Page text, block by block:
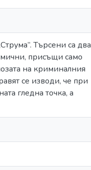
Търсени са два
присъщи само
на криминалния
се изводи, че при
гледна точка, а